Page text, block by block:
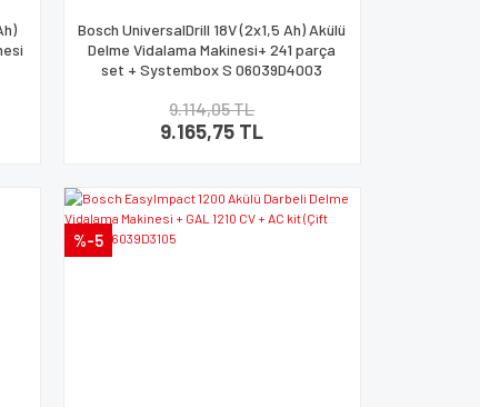
Bosch UniversalDrill 18V (2x1,5 Ah) Akülü
Delme Vidalama Makinesi+ 241 parça
set + Systembox S 06039D4003
9.114,05 TL
9.165,75 TL
%-5